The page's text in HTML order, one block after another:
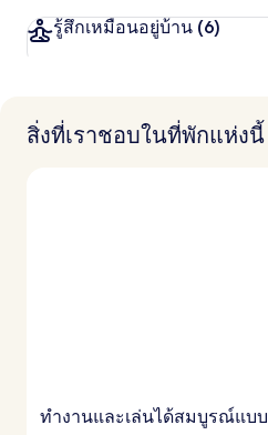
รู้สึกเหมือนอยู่บ้าน (6)
สิ่งที่เราชอบในที่พักแห่งนี้
ทำงานและเล่นได้สมบูรณ์แบบ